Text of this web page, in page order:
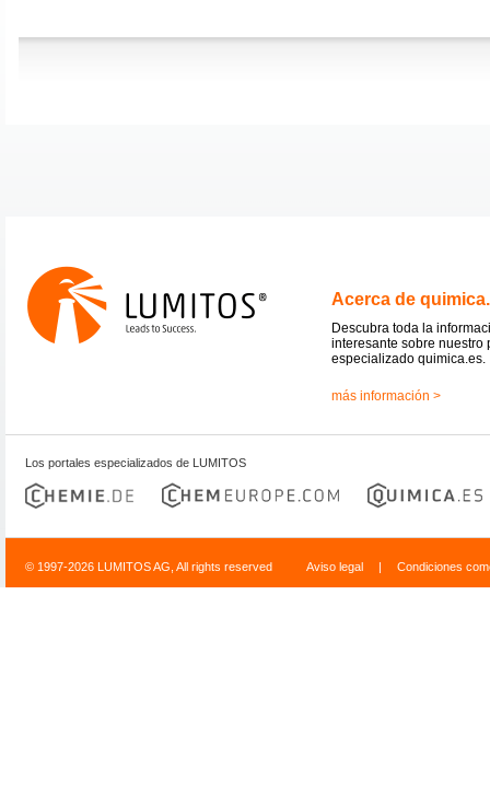
Acerca de
Descubra toda la
interesante sobre nuestro
especializado quimica.es.
más información >
Los portales especializados de LUMITOS
© 1997-2026 LUMITOS AG, All rights reserved Aviso legal | Condiciones